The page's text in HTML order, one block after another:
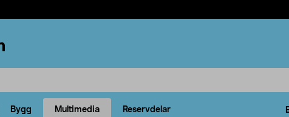
Bygg Multimedia Reservdelar